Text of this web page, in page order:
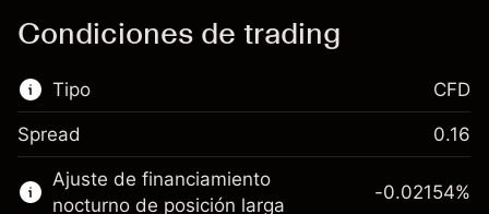
Condiciones de trading
Tipo
Este mercado financiero está disponible para
hacer trading con CFD.
CFD
Spread 0.16
Ajuste de financiamiento
nocturno de posición larga
-0.02154%